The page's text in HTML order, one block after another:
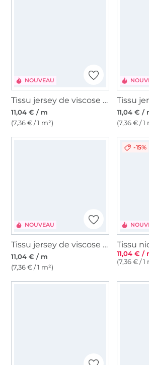
NOUVEAU
Tissu jersey de viscose Polka Dots, bordeaux
11,04 € / m
(7,36 € / 1 m²)
11,04 € /
(7,36 € / 1
NOUVEAU
Tissu jersey de viscose Botanical Meadow, vert olive
11,04 € / m
(7,36 € / 1 m²)
-15%
11,04 € /
(7,36 € / 1